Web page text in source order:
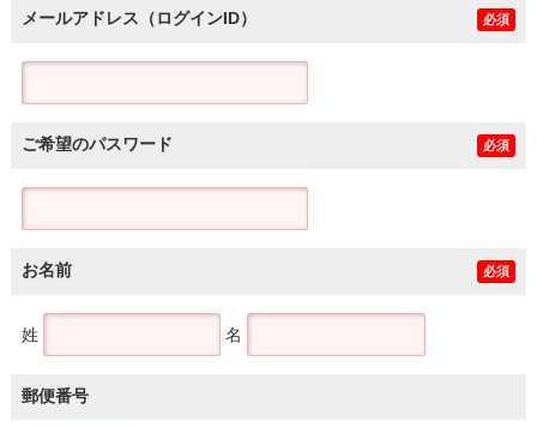
メールアドレス（ログインID） 必須
ご希望のパスワード 必須
お名前 必須
姓 名
郵便番号